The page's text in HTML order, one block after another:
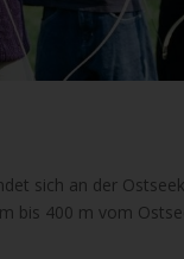
sich an der
bis 400 m vom